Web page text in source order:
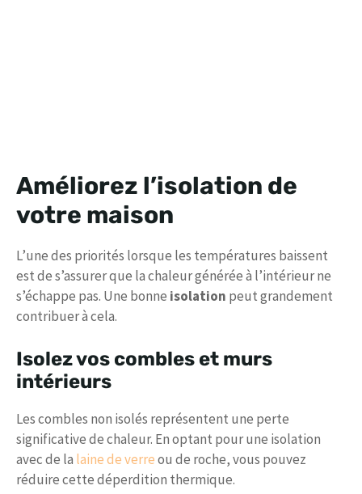
Améliorez l’isolation de
votre maison
L’une des priorités lorsque les températures baissent
est de s’assurer que la chaleur générée à l’intérieur ne
s’échappe pas. Une bonne isolation peut grandement
contribuer à cela.
Isolez vos combles et murs
intérieurs
Les combles non isolés représentent une perte
significative de chaleur. En optant pour une isolation
avec de la laine de verreou de roche, vous pouvez
réduire cette déperdition thermique.